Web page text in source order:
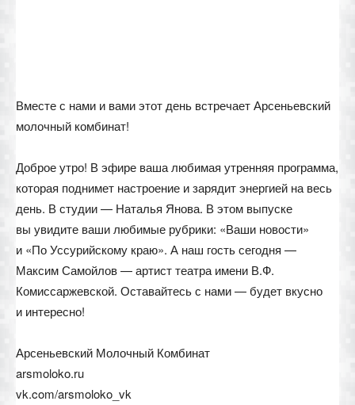
Вместе с нами и вами этот день встречает Арсеньевский
молочный комбинат!
Доброе утро! В эфире ваша любимая утренняя программа,
которая поднимет настроение и зарядит энергией на весь
день. В студии — Наталья Янова. В этом выпуске
вы увидите ваши любимые рубрики: «Ваши новости»
и «По Уссурийскому краю». А наш гость сегодня —
Максим Самойлов — артист театра имени В.Ф.
Комиссаржевской. Оставайтесь с нами — будет вкусно
и интересно!
Арсеньевский Молочный Комбинат
arsmoloko.ru
vk.com/arsmoloko_vk